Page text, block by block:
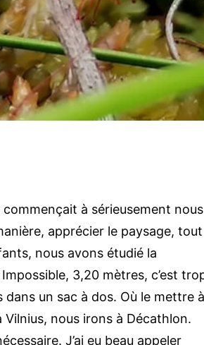
à sérieusement nous
apprécier le paysage, tout
nous avons étudié la
3,20 mètres, c’est
un sac à dos. Où le mettre à
Vilnius, nous irons à Décathlon.
J’ai eu beau appeler